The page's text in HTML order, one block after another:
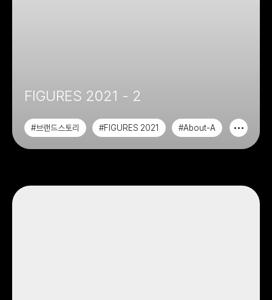
FIGURES 2021 - 2
#브랜드스토리 #FIGURES 2021 #About-A